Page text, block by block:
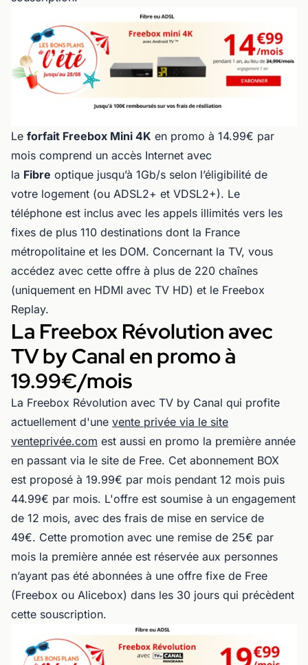
Le forfait Freebox Mini 4K en promo à 14.99€ par
mois comprend un accès Internet avec
la Fibre optique jusqu’à 1Gb/s selon l’éligibilité de
votre logement (ou ADSL2+ et VDSL2+). Le
téléphone est inclus avec les appels illimités vers les
fixes de plus 110 destinations dont la France
métropolitaine et les DOM. Concernant la TV, vous
accédez avec cette offre à plus de 220 chaînes
(uniquement en HDMI avec TV HD) et le Freebox
Replay.
La Freebox Révolution avec
TV by Canal en promo à
19.99€/mois
La Freebox Révolution avec TV by Canal qui profite
actuellement d'une vente privée via le site
venteprivée.com est aussi en promo la première année
en passant via le site de Free. Cet abonnement BOX
est proposé à 19.99€ par mois pendant 12 mois puis
44.99€ par mois. L'offre est soumise à un engagement
de 12 mois, avec des frais de mise en service de
49€. Cette promotion avec une remise de 25€ par
mois la première année est réservée aux personnes
n’ayant pas été abonnées à une offre fixe de Free
(Freebox ou Alicebox) dans les 30 jours qui précèdent
cette souscription.